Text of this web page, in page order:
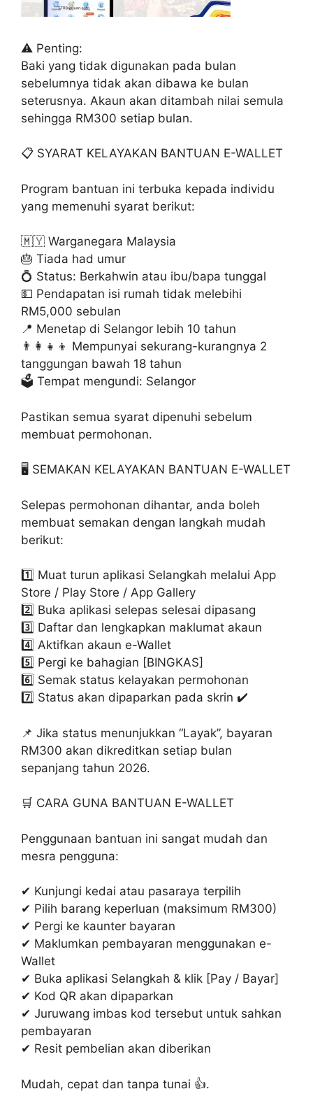
⚠️ Penting:
Baki yang tidak digunakan pada bulan
sebelumnya tidak akan dibawa ke bulan
seterusnya. Akaun akan ditambah nilai semula
sehingga RM300 setiap bulan.
📋 SYARAT KELAYAKAN BANTUAN E-WALLET
Program bantuan ini terbuka kepada individu
yang memenuhi syarat berikut:
🇲🇾 Warganegara Malaysia
🎂 Tiada had umur
💍 Status: Berkahwin atau ibu/bapa tunggal
💵 Pendapatan isi rumah tidak melebihi
RM5,000 sebulan
📍 Menetap di Selangor lebih 10 tahun
👨‍👩‍👧‍👦 Mempunyai sekurang-kurangnya 2
tanggungan bawah 18 tahun
🗳️ Tempat mengundi: Selangor
Pastikan semua syarat dipenuhi sebelum
membuat permohonan.
🖥️ SEMAKAN KELAYAKAN BANTUAN E-WALLET
Selepas permohonan dihantar, anda boleh
membuat semakan dengan langkah mudah
berikut:
1️⃣ Muat turun aplikasi Selangkah melalui App
Store / Play Store / App Gallery
2️⃣ Buka aplikasi selepas selesai dipasang
3️⃣ Daftar dan lengkapkan maklumat akaun
4️⃣ Aktifkan akaun e-Wallet
5️⃣ Pergi ke bahagian [BINGKAS]
6️⃣ Semak status kelayakan permohonan
7️⃣ Status akan dipaparkan pada skrin ✔️
📌 Jika status menunjukkan “Layak”, bayaran
RM300 akan dikreditkan setiap bulan
sepanjang tahun 2026.
🛒 CARA GUNA BANTUAN E-WALLET
Penggunaan bantuan ini sangat mudah dan
mesra pengguna:
✔ Kunjungi kedai atau pasaraya terpilih
✔ Pilih barang keperluan (maksimum RM300)
✔ Pergi ke kaunter bayaran
✔ Maklumkan pembayaran menggunakan e-
Wallet
✔ Buka aplikasi Selangkah & klik [Pay / Bayar]
✔ Kod QR akan dipaparkan
✔ Juruwang imbas kod tersebut untuk sahkan
pembayaran
✔ Resit pembelian akan diberikan
Mudah, cepat dan tanpa tunai 👍.